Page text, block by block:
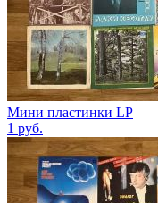
Мини пластинки LP
1 руб.